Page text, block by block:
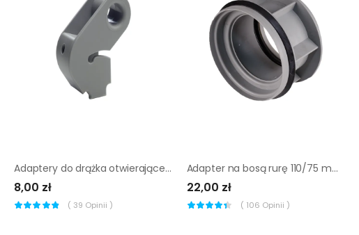
Adaptery do drążka otwierającego ZRC200K VELUX
8,00 zł
( 39 Opinii )
Adapter na bosą rurę 110/75 mm PLAST BRNO
22,00 zł
( 106 Opinii )